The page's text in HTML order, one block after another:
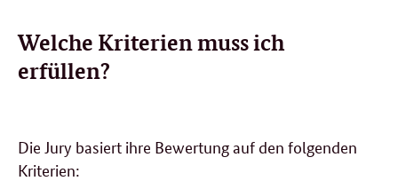
Welche Kriterien muss ich
erfüllen?
Die Jury basiert ihre Bewertung auf den folgenden
Kriterien: